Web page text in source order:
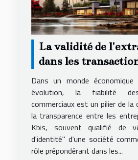
La validité de
dans les
commerciales et
Dans un monde économique
évolution, la fiabilité
commerciaux est un pilier de la
la transparence entre les
Kbis, souvent qualifié de
d'identité" d'une société
rôle prépondérant dans les...